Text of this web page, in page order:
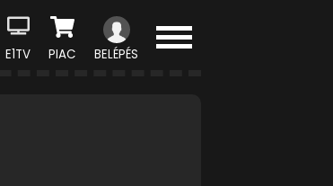
E1TV PIAC BELÉPÉS